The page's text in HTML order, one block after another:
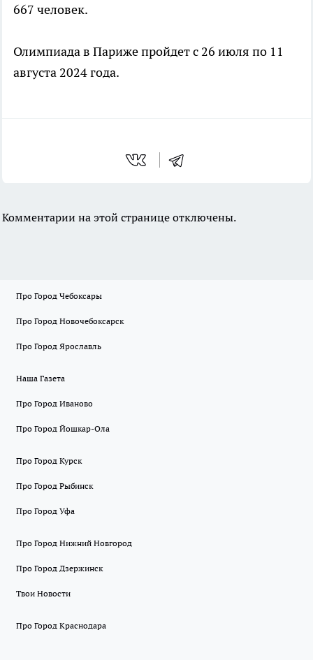
667 человек.
Олимпиада в Париже пройдет с 26 июля по 11
августа 2024 года.
Комментарии на этой странице отключены.
Про Город Чебоксары
Про Город Новочебоксарск
Про Город Ярославль
Наша Газета
Про Город Иваново
Про Город Йошкар-Ола
Про Город Курск
Про Город Рыбинск
Про Город Уфа
Про Город Нижний Новгород
Про Город Дзержинск
Твои Новости
Про Город Краснодара